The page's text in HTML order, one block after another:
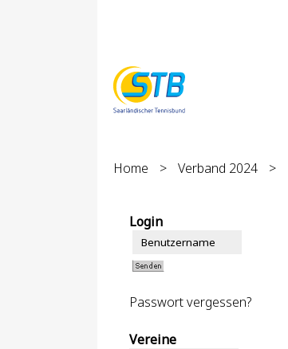
Home > Verband 2024 >
Login
Passwort vergessen?
Vereine